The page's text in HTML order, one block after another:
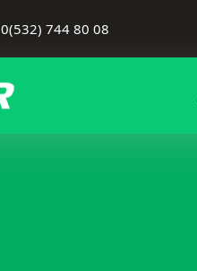
0(532) 744 80 08